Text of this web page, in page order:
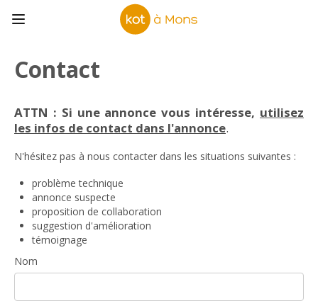
Contact
ATTN : Si une annonce vous intéresse, utilisez
les infos de contact dans l'annonce.
N'hésitez pas à nous contacter dans les situations suivantes :
problème technique
annonce suspecte
proposition de collaboration
suggestion d'amélioration
témoignage
Nom